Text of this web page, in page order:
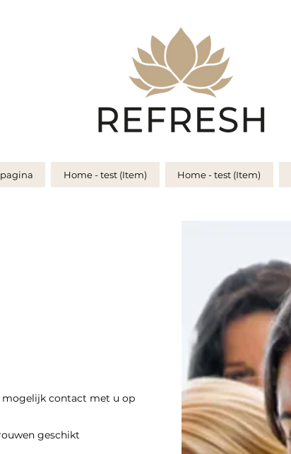
Home - test (Item) Home - test (Item)
mogelijk contact met u op
geschikt